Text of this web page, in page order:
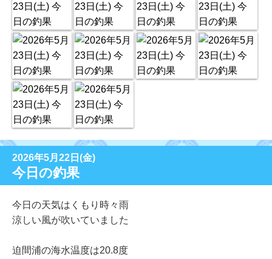
2026年5月22日(金)
今日の釣果
今日の天気はくもり時々雨
涼しい風が吹いていました
迫間浦の海水温度は20.8度